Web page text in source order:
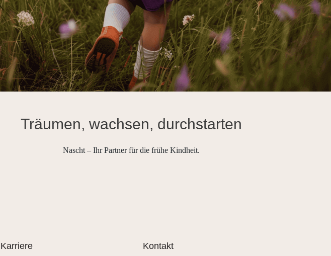
Träumen, wachsen, durchstarten
Nascht – Ihr Partner für die frühe Kindheit.
Karriere Kontakt